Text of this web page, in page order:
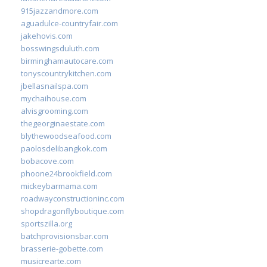
915jazzandmore.com
aguadulce-countryfair.com
jakehovis.com
bosswingsduluth.com
birminghamautocare.com
tonyscountrykitchen.com
jbellasnailspa.com
mychaihouse.com
alvisgrooming.com
thegeorginaestate.com
blythewoodseafood.com
paolosdelibangkok.com
bobacove.com
phoone24brookfield.com
mickeybarmama.com
roadwayconstructioninc.com
shopdragonflyboutique.com
sportszilla.org
batchprovisionsbar.com
brasserie-gobette.com
musicrearte.com